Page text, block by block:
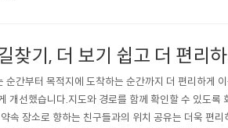
찾기, 더 보기 쉽고 더 편리하
간부터 목적지에 도착하는 순간까지 더 편리하게
개선했습니다.지도와 경로를 함께 확인할 수 있도록
속 장소로 향하는 친구들과의 위치 공유는 더욱 편